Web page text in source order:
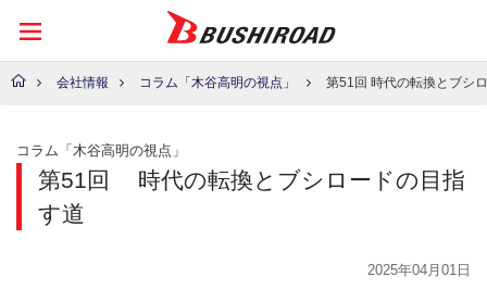
会社情報 コラム「木谷高明の視点」 第51回 時代の転換とブシ
コラム「木谷高明の視点」
第51回
時代の転換とブシロードの目指
す道
2025年04月01日